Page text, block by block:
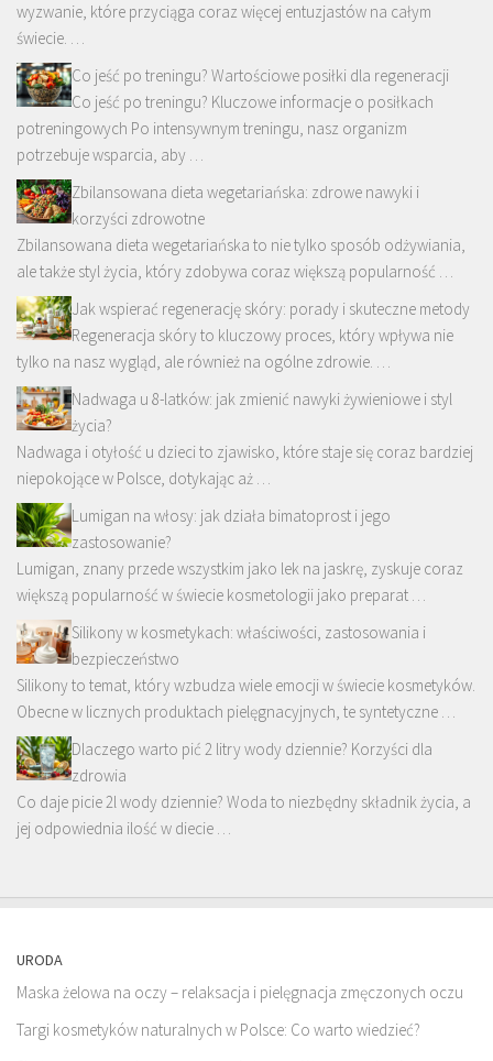
wyzwanie, które przyciąga coraz więcej entuzjastów na całym
świecie. …
Co jeść po treningu? Wartościowe posiłki dla regeneracji
Co jeść po treningu? Kluczowe informacje o posiłkach
potreningowych Po intensywnym treningu, nasz organizm
potrzebuje wsparcia, aby …
Zbilansowana dieta wegetariańska: zdrowe nawyki i
korzyści zdrowotne
Zbilansowana dieta wegetariańska to nie tylko sposób odżywiania,
ale także styl życia, który zdobywa coraz większą popularność …
Jak wspierać regenerację skóry: porady i skuteczne metody
Regeneracja skóry to kluczowy proces, który wpływa nie
tylko na nasz wygląd, ale również na ogólne zdrowie. …
Nadwaga u 8-latków: jak zmienić nawyki żywieniowe i styl
życia?
Nadwaga i otyłość u dzieci to zjawisko, które staje się coraz bardziej
niepokojące w Polsce, dotykając aż …
Lumigan na włosy: jak działa bimatoprost i jego
zastosowanie?
Lumigan, znany przede wszystkim jako lek na jaskrę, zyskuje coraz
większą popularność w świecie kosmetologii jako preparat …
Silikony w kosmetykach: właściwości, zastosowania i
bezpieczeństwo
Silikony to temat, który wzbudza wiele emocji w świecie kosmetyków.
Obecne w licznych produktach pielęgnacyjnych, te syntetyczne …
Dlaczego warto pić 2 litry wody dziennie? Korzyści dla
zdrowia
Co daje picie 2l wody dziennie? Woda to niezbędny składnik życia, a
jej odpowiednia ilość w diecie …
URODA
Maska żelowa na oczy – relaksacja i pielęgnacja zmęczonych oczu
Targi kosmetyków naturalnych w Polsce: Co warto wiedzieć?